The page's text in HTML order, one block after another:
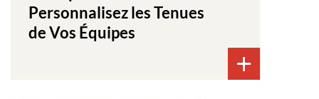
Personnalisez les Tenues
de Vos Équipes